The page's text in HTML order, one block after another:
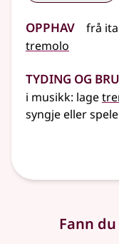
Opphav frå
tremolo
Tyding og
i musikk: lage
syngjeeller
Fann